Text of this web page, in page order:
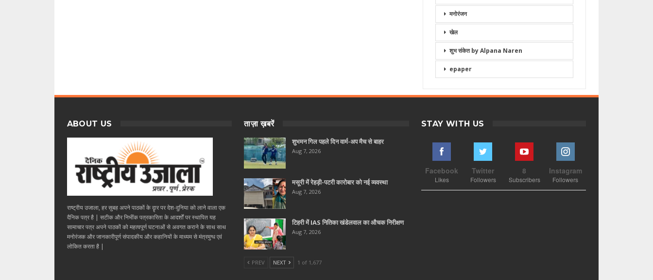
मनोरंजन
खेल
शुभ संकेत by Alpana Naren
epaper
ABOUT US
राष्ट्रीय उजाला, हर सुबह अपने पाठकों के दॄार पर देश-दुनिया को लाने वाला एक
दैनिक पत्र है | सटीक और निभींक पत्रकारिता के आदर्शों पर स्थापित यह
सामाचार पत्र अपने पाठकों को महत्वपूर्ण घटनाओं से अवगत कराने के साथ साथ
मनोरंजक और जानकारीपूर्ण संपादकीय और कहानियों के माध्यम से मंत्रमुग्ध एवं
लोकित करता है |
ताज़ा ख़बरें
शुभमन गिल पहले दिन वार्म-अप मैच से बाहर
Aug 7, 2026
मसूरी में रेहड़ी-पटरी कारोबार को नई व्यवस्था
Aug 7, 2026
टिहरी में IAS नितिका खंडेलवाल का औचक निरीक्षण
Aug 7, 2026
PREV NEXT 1 of 1,677
STAY WITH US
Facebook
Likes
Twitter
Followers
8
Subscribers
Instagram
Followers